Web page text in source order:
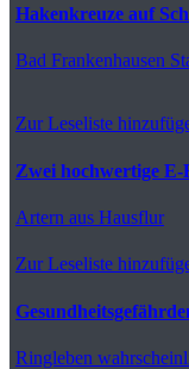
Hakenkreuze auf
Bad Frankenhausen
Zur Leseliste
Zwei hochwertige E-
Artern aus Hausflur
Zur Leseliste
Ringleben